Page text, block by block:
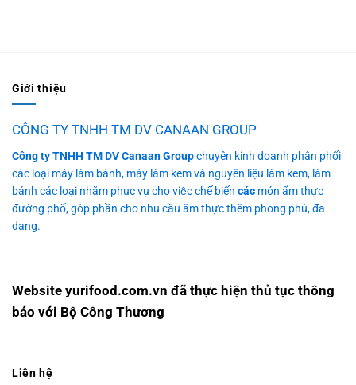
Giới thiệu
CÔNG TY TNHH TM DV CANAAN GROUP
Công ty TNHH TM DV Canaan Groupchuyên kinh doanh phân phối
các loại máy làm bánh, máy làm kem và nguyên liệu làm kem, làm
bánh các loại nhằm phục vụ cho việc chế biến các món ẩm thực
đường phố, góp phần cho nhu cầu âm thực thêm phong phú, đa
dạng.
Website yurifood.com.vn đã thực hiện thủ tục thông
báo với Bộ Công Thương
Liên hệ